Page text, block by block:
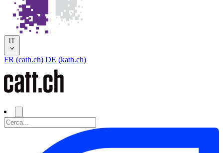
IT
FR (cath.ch) DE (kath.ch)